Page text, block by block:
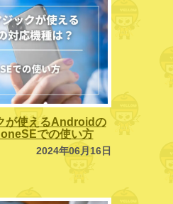
が使えるAndroidの
での使い方
2024年06月16日